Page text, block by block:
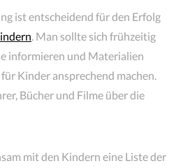
ist entscheidend für den Erfolg
. Man sollte sich frühzeitig
informieren und Materialien
Kinder ansprechend machen.
Bücher und Filme über die
mit den Kindern eine Liste der